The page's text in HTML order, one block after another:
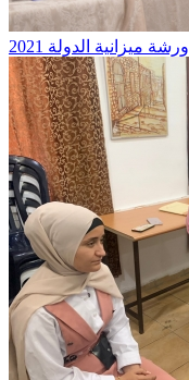
ورشة ميزانية الدولة 2021